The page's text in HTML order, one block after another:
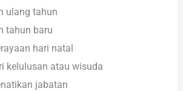
ulang tahun
tahun baru
hari natal
kelulusan atau wisuda
jabatan